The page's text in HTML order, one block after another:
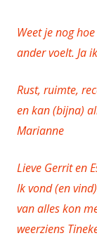
Weet je nog
ander voelt. Ja
Rust, ruimte,
en kan (bijna)
Marianne
Lieve Gerrit en
Ik vond (en
van alles kon
weerziens